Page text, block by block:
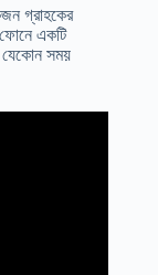
গ্রাহকের
একটি
যেকোন সময়